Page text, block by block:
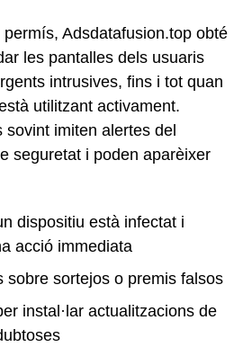
Adsdatafusion.top obté
les pantalles dels usuaris
intrusives, fins i tot quan
utilitzant activament.
sovint imiten alertes del
seguretat i poden aparèixer
dispositiu està infectat i
acció immediata
sobre sortejos o premis falsos
instal·lar actualitzacions de